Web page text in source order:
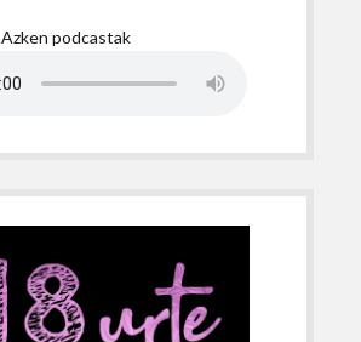
Azken podcastak